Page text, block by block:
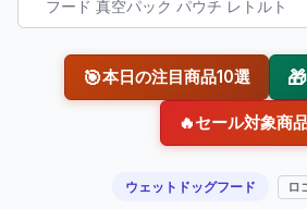
フード 真空パック パウチ レトルト
🎯本日の注目商品10選 🎁
🔥セール対象商
ウェットドッグフード ロ